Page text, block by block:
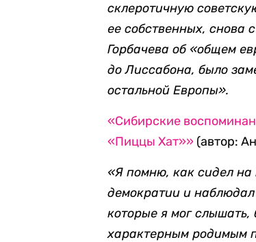
склеротичную
ее собственных, снова
Горбачева об «общем
до Лиссабона, было
остальной Европы».
«Сибирские
«Пиццы Хат»» (автор:
«Я помню, как сидел на
демократии и
которые я мог слышать,
характерным родимым